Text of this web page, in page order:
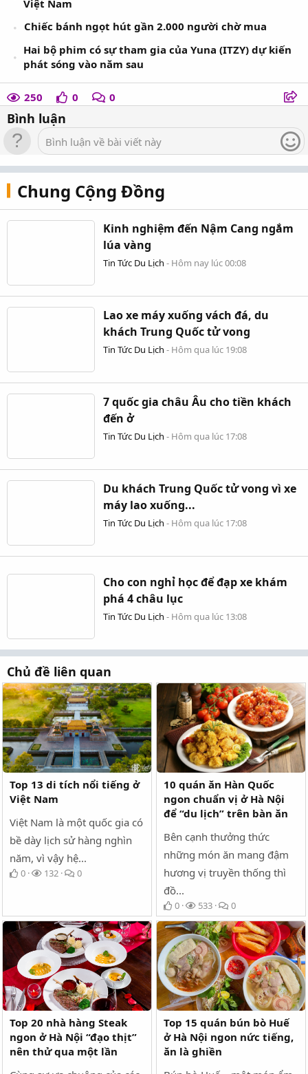
Việt Nam
Chiếc bánh ngọt hút gần 2.000 người chờ mua
Hai bộ phim có sự tham gia của Yuna (ITZY) dự kiến
phát sóng vào năm sau
250 0 0
Bình luận
Bình luận về bài viết này
Chung Cộng Đồng
Kinh nghiệm đến Nậm Cang ngắm
lúa vàng
Tin Tức Du Lịch - Hôm nay lúc 00:08
Lao xe máy xuống vách đá, du
khách Trung Quốc tử vong
Tin Tức Du Lịch - Hôm qua lúc 19:08
7 quốc gia châu Âu cho tiền khách
đến ở
Tin Tức Du Lịch - Hôm qua lúc 17:08
Du khách Trung Quốc tử vong vì xe
máy lao xuống...
Tin Tức Du Lịch - Hôm qua lúc 17:08
Cho con nghỉ học để đạp xe khám
phá 4 châu lục
Tin Tức Du Lịch - Hôm qua lúc 13:08
Chủ đề liên quan
Top 13 di tích nổi tiếng ở
Việt Nam
Việt Nam là một quốc gia có
bề dày lịch sử hàng nghìn
năm, vì vậy hệ...
0 132 0
10 quán ăn Hàn Quốc
ngon chuẩn vị ở Hà Nội
để “du lịch” trên bàn ăn
Bên cạnh thưởng thức
những món ăn mang đậm
hương vị truyền thống thì
đồ...
0 533 0
Top 20 nhà hàng Steak
ngon ở Hà Nội “đạo thịt”
nên thử qua một lần
Top 15 quán bún bò Huế
ở Hà Nội ngon nức tiếng,
ăn là ghiền